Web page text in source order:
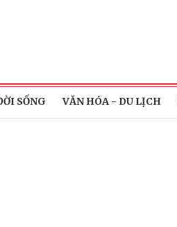
SỐNG VĂN HÓA - DU LỊCH